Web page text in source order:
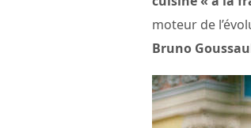
moteur de
Bruno